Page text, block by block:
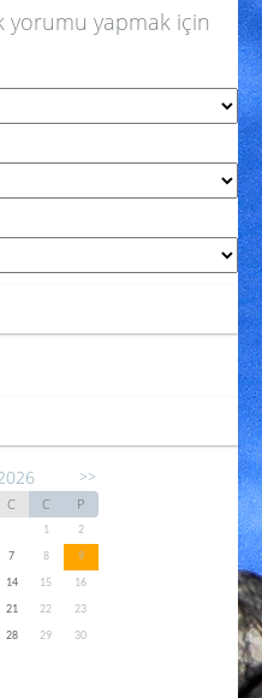
yorumu yapmak için
>>
C C P
1
2
7 8
9
14 15
16
21 22
23
28 29
30